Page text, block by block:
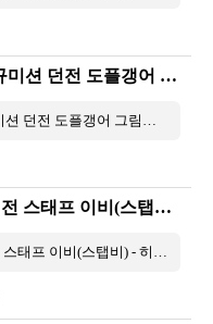
마비노기 타라신규미션 던전 도플갱어 그림자가 드리우는 도시
마비노기 타라신규미션 던전 도플갱어 그림자가 드리우는 도시 57 秒
[테스트서버] 마영전 스태프 이비(스탭비) - 히쁠 세미아스 파티 플레이 / Vindictus Semias Party Play
[테스트서버] 마영전 스태프 이비(스탭비) - 히쁠 세미아스 파티 플레이 / Vindictus Semias Party Play 3 分 46 秒